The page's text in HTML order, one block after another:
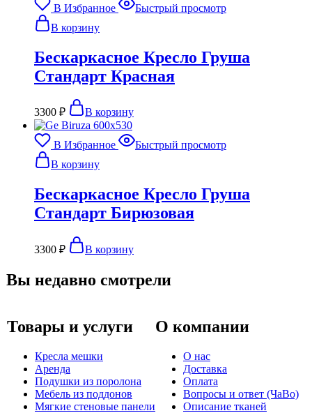
В Избранное
Быстрый просмотр
В корзину
Бескаркасное Кресло Груша
Стандарт Красная
3300 ₽ В корзину
В Избранное
Быстрый просмотр
В корзину
Бескаркасное Кресло Груша
Стандарт Бирюзовая
3300 ₽ В корзину
Вы недавно смотрели
Товары и услуги
Кресла мешки
Аренда
Подушки из поролона
Мебель из поддонов
Мягкие стеновые панели
О компании
О нас
Доставка
Оплата
Вопросы и ответ (ЧаВо)
Описание тканей